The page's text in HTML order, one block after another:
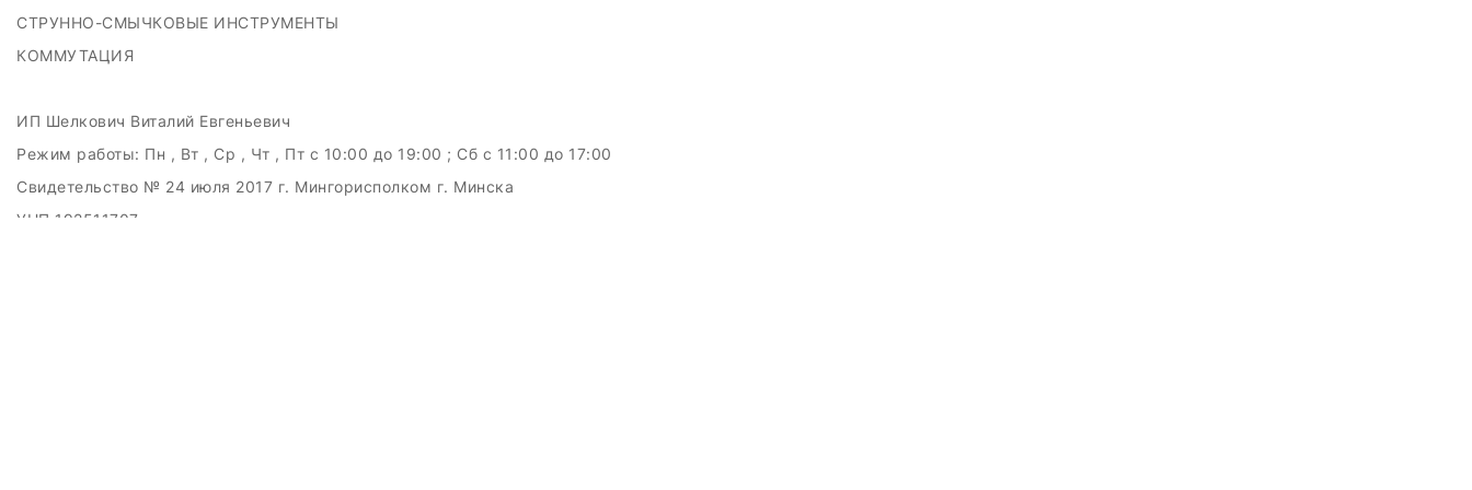
СТРУННО-СМЫЧКОВЫЕ ИНСТРУМЕНТЫ
КОММУТАЦИЯ
ИП Шелкович Виталий Евгеньевич
Режим работы: Пн , Вт , Ср , Чт , Пт c 10:00 до 19:00 ; Сб c 11:00 до 17:00
Свидетельство № 24 июля 2017 г. Мингорисполком г. Минска
УНП 192511707